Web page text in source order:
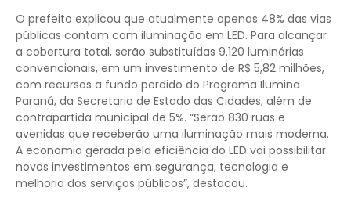
O prefeito explicou que atualmente apenas 48% das vias
públicas contam com iluminação em LED. Para alcançar
a cobertura total, serão substituídas 9.120 luminárias
convencionais, em um investimento de R$ 5,82 milhões,
com recursos a fundo perdido do Programa Ilumina
Paraná, da Secretaria de Estado das Cidades, além de
contrapartida municipal de 5%. “Serão 830 ruas e
avenidas que receberão uma iluminação mais moderna.
A economia gerada pela eficiência do LED vai possibilitar
novos investimentos em segurança, tecnologia e
melhoria dos serviços públicos”, destacou.